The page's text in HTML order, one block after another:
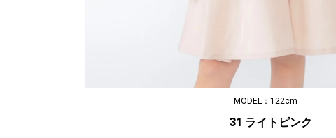
MODEL：122cm
31 ライトピンク